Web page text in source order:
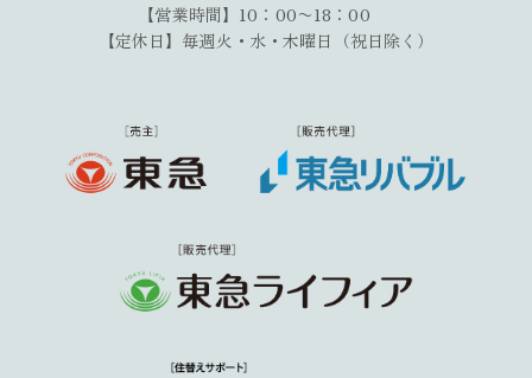
【営業時間】10：00〜18：00
【定休日】毎週火・水・木曜日（祝日除く）